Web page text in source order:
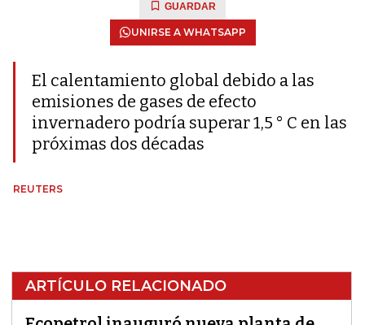
GUARDAR
UNIRSE A WHATSAPP
El calentamiento global debido a las
emisiones de gases de efecto
invernadero podría superar 1,5 ° C en las
próximas dos décadas
REUTERS
ARTÍCULO RELACIONADO